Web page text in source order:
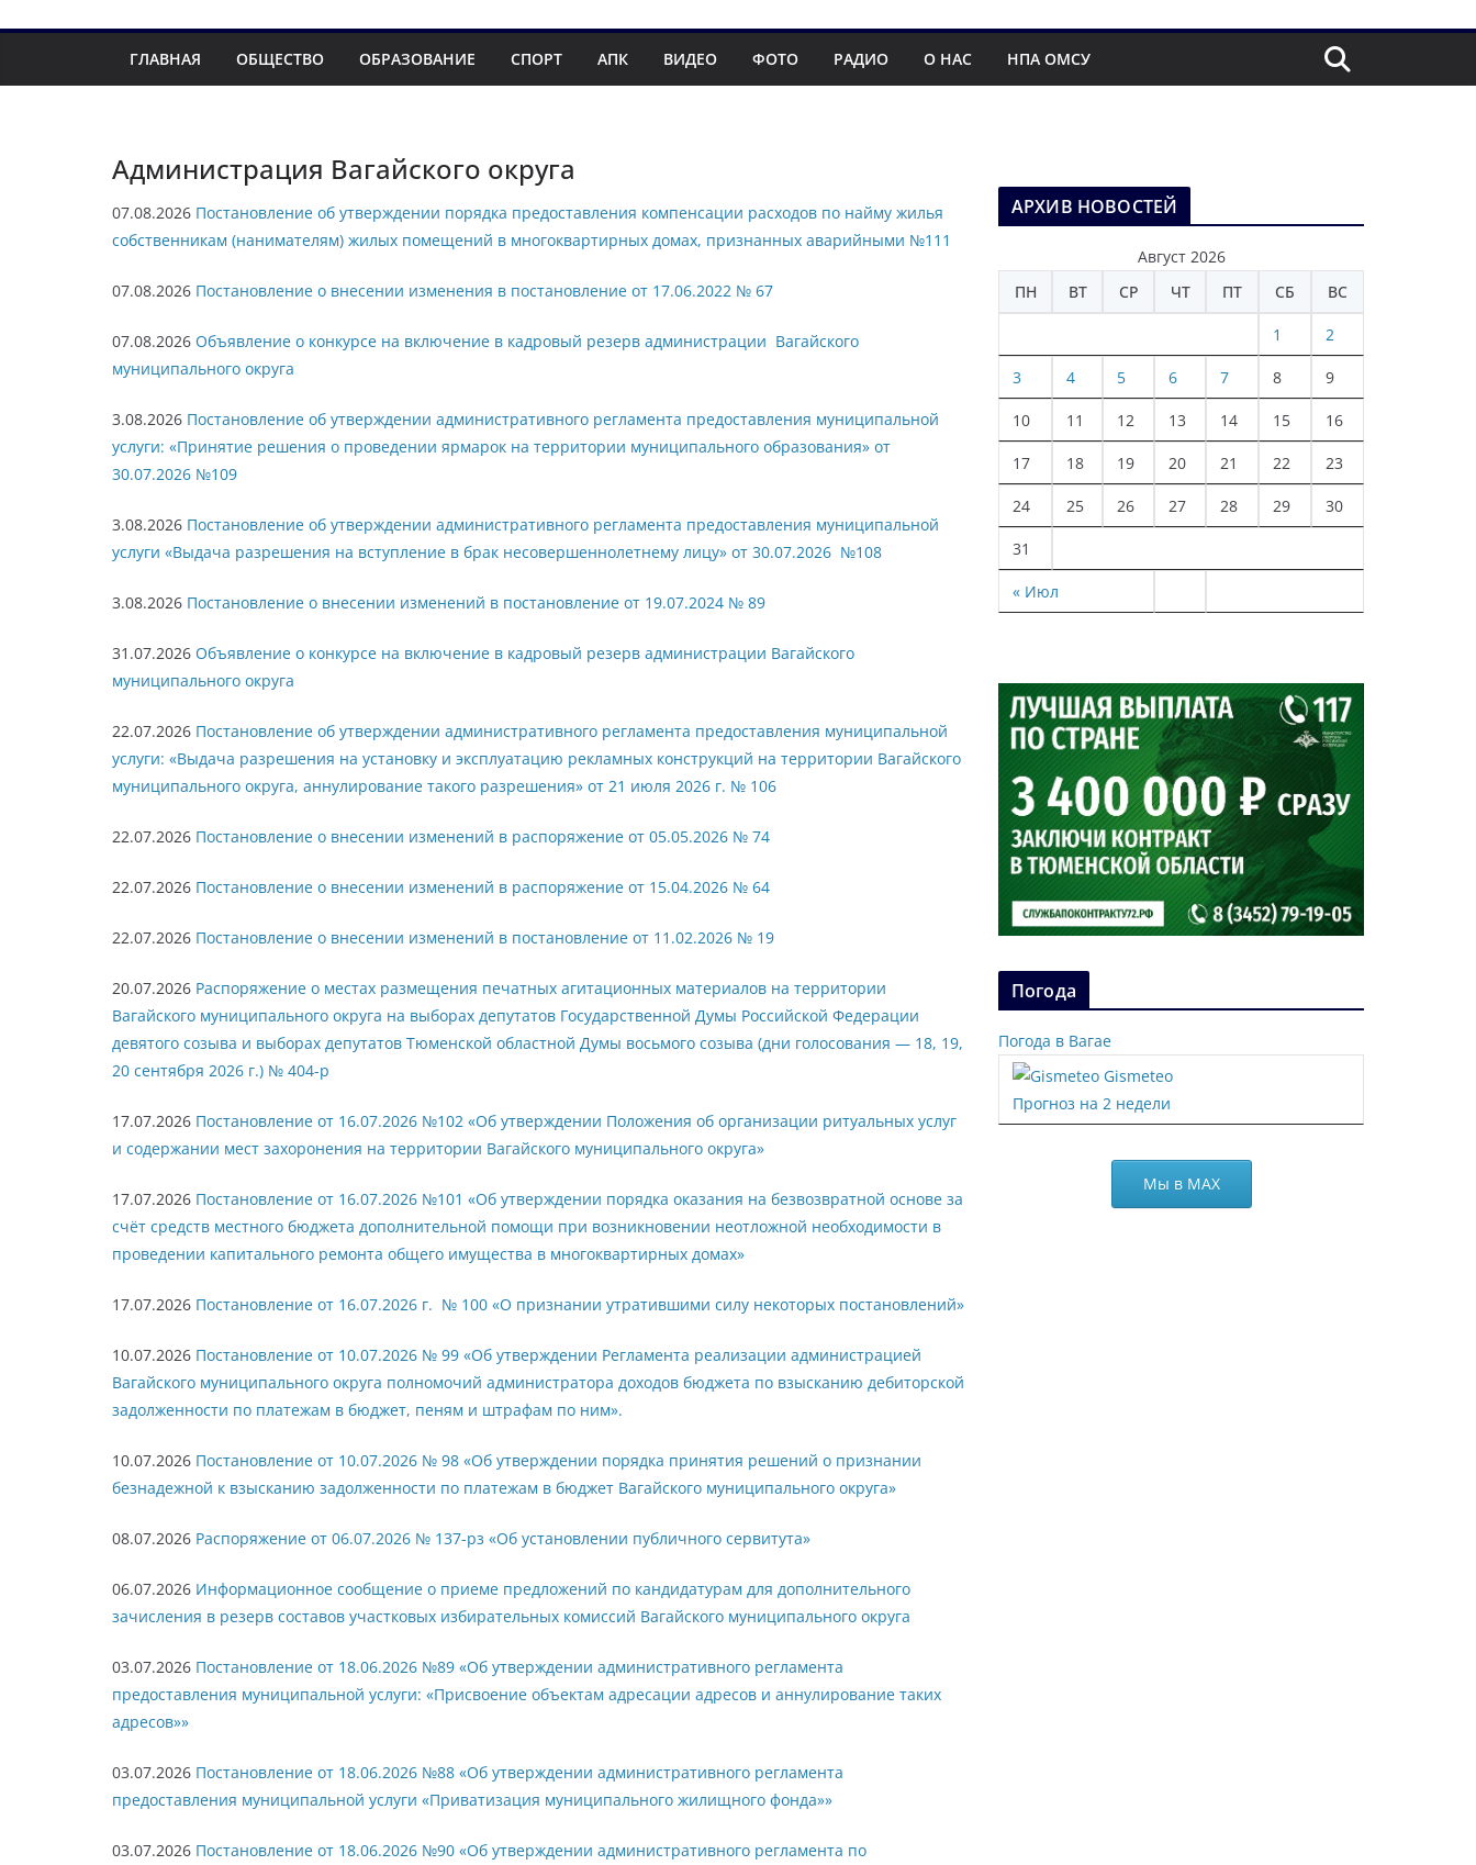
ГЛАВНАЯ ОБЩЕСТВО ОБРАЗОВАНИЕ СПОРТ АПК ВИДЕО ФОТО РАДИО О НАС НПА ОМСУ
Администрация Вагайского округа
07.08.2026 Постановление об утверждении порядка предоставления компенсации расходов по найму жилья
собственникам (нанимателям) жилых помещений в многоквартирных домах, признанных аварийными №111
07.08.2026 Постановление о внесении изменения в постановление от 17.06.2022 № 67
07.08.2026 Объявление о конкурсе на включение в кадровый резерв администрации Вагайского
муниципального округа
3.08.2026 Постановление об утверждении административного регламента предоставления муниципальной
услуги: «Принятие решения о проведении ярмарок на территории муниципального образования» от
30.07.2026 №109
3.08.2026 Постановление об утверждении административного регламента предоставления муниципальной
услуги «Выдача разрешения на вступление в брак несовершеннолетнему лицу» от 30.07.2026 №108
3.08.2026 Постановление о внесении изменений в постановление от 19.07.2024 № 89
31.07.2026 Объявление о конкурсе на включение в кадровый резерв администрации Вагайского
муниципального округа
22.07.2026 Постановление об утверждении административного регламента предоставления муниципальной
услуги: «Выдача разрешения на установку и эксплуатацию рекламных конструкций на территории Вагайского
муниципального округа, аннулирование такого разрешения» от 21 июля 2026 г. № 106
22.07.2026 Постановление о внесении изменений в распоряжение от 05.05.2026 № 74
22.07.2026 Постановление о внесении изменений в распоряжение от 15.04.2026 № 64
22.07.2026 Постановление о внесении изменений в постановление от 11.02.2026 № 19
20.07.2026 Распоряжение о местах размещения печатных агитационных материалов на территории
Вагайского муниципального округа на выборах депутатов Государственной Думы Российской Федерации
девятого созыва и выборах депутатов Тюменской областной Думы восьмого созыва (дни голосования — 18, 19,
20 сентября 2026 г.) № 404-р
17.07.2026 Постановление от 16.07.2026 №102 «Об утверждении Положения об организации ритуальных услуг
и содержании мест захоронения на территории Вагайского муниципального округа»
17.07.2026 Постановление от 16.07.2026 №101 «Об утверждении порядка оказания на безвозвратной основе за
счёт средств местного бюджета дополнительной помощи при возникновении неотложной необходимости в
проведении капитального ремонта общего имущества в многоквартирных домах»
17.07.2026 Постановление от 16.07.2026 г. № 100 «О признании утратившими силу некоторых постановлений»
10.07.2026 Постановление от 10.07.2026 № 99 «Об утверждении Регламента реализации администрацией
Вагайского муниципального округа полномочий администратора доходов бюджета по взысканию дебиторской
задолженности по платежам в бюджет, пеням и штрафам по ним».
10.07.2026 Постановление от 10.07.2026 № 98 «Об утверждении порядка принятия решений о признании
безнадежной к взысканию задолженности по платежам в бюджет Вагайского муниципального округа»
08.07.2026 Распоряжение от 06.07.2026 № 137-рз «Об установлении публичного сервитута»
06.07.2026 Информационное сообщение о приеме предложений по кандидатурам для дополнительного
зачисления в резерв составов участковых избирательных комиссий Вагайского муниципального округа
03.07.2026 Постановление от 18.06.2026 №89 «Об утверждении административного регламента
предоставления муниципальной услуги: «Присвоение объектам адресации адресов и аннулирование таких
адресов»»
03.07.2026 Постановление от 18.06.2026 №88 «Об утверждении административного регламента
предоставления муниципальной услуги «Приватизация муниципального жилищного фонда»»
03.07.2026 Постановление от 18.06.2026 №90 «Об утверждении административного регламента по
АРХИВ НОВОСТЕЙ
Август 2026
ПН
ВТ СР ЧТ ПТ СБ ВС
« Июл
1 2
3 4 5 6 7 8 9
10 11 12 13 14 15 16
17 18 19 20 21 22 23
24 25 26 27 28 29 30
31
Погода
Погода в Вагае
Gismeteo
Прогноз на 2 недели
Мы в МАХ